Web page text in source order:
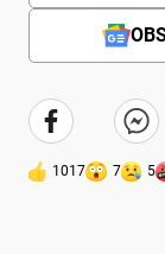
1017 7 5